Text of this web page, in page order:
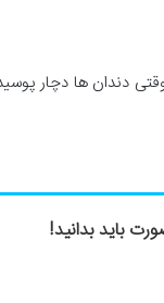
دندان ها دچار
باید بدانید!